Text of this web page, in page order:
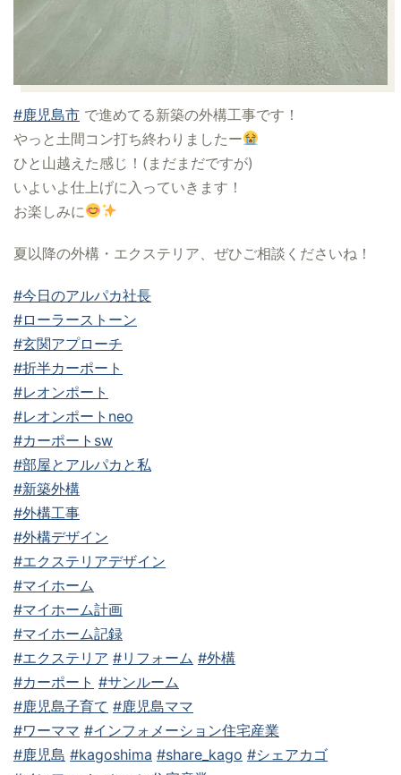
#鹿児島市 で進めてる新築の外構工事です！
やっと土間コン打ち終わりましたー
ひと山越えた感じ！(まだまだですが)
いよいよ仕上げに入っていきます！
お楽しみに
夏以降の外構・エクステリア、ぜひご相談くださいね！
#今日のアルパカ社長
#ローラーストーン
#玄関アプローチ
#折半カーポート
#レオンポート
#レオンポートneo
#カーポートsw
#部屋とアルパカと私
#新築外構
#外構工事
#外構デザイン
#エクステリアデザイン
#マイホーム
#マイホーム計画
#マイホーム記録
#エクステリア #リフォーム #外構
#カーポート #サンルーム
#鹿児島子育て #鹿児島ママ
#ワーママ #インフォメーション住宅産業
#鹿児島 #kagoshima #share_kago #シェアカゴ